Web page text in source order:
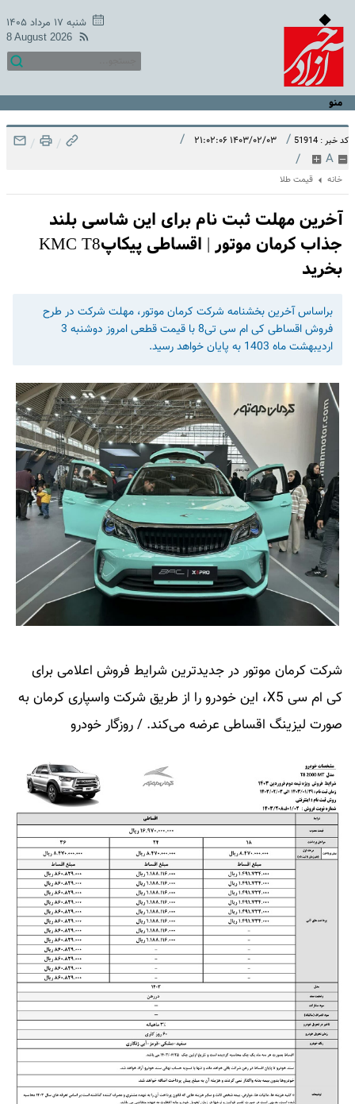
شنبه ۱۷ مرداد ۱۴۰۵
8 August 2026
منو
کد خبر : 51914 / ۱۴۰۳/۰۲/۰۳ ۲۱:۰۲:۰۶ /
A
/
/
/
خانه قیمت طلا
آخرین مهلت ثبت نام برای این شاسی بلند
جذاب کرمان موتور | اقساطی پیکاپKMC T8
بخرید
براساس آخرین بخشنامه شرکت کرمان موتور، مهلت شرکت در طرح
فروش اقساطی کی ام سی تی8 با قیمت قطعی امروز دوشنبه 3
اردیبهشت ماه 1403 به پایان خواهد رسید.
شرکت کرمان موتور در جدیدترین شرایط فروش اعلامی برای
کی ام سی X5، این خودرو را از طریق شرکت واسپاری کرمان به
صورت لیزینگ اقساطی عرضه می‌کند. / روزگار خودرو